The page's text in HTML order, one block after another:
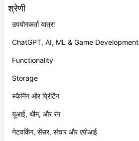
श्रेणी
उपयोगकर्ता यात्रा
ChatGPT, AI, ML & Game Development
Functionality
Storage
स्कैनिंग और प्रिंटिंग
यूआई, थीम, और रंग
नेटवर्किंग, सेंसर, संचार और एपीआई